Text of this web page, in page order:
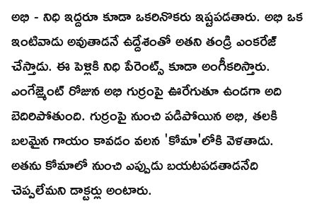
అభి - నిధి ఇద్దరూ కూడా ఒకరినొకరు ఇష్టపడతారు. అభి ఒక
ఇంటివాడు అవుతాడనే ఉద్దేశంతో అతని తండ్రి ఎంకరేజ్
చేస్తాడు. ఈ పెళ్లికి నిధి పేరెంట్స్ కూడా అంగీకరిస్తారు.
ఎంగేజ్మెంట్ రోజున అభి గుర్రంపై ఊరేగుతూ ఉండగా అది
బెదిరిపోతుంది. గుర్రంపై నుంచి పడిపోయిన అభి, తలకి
బలమైన గాయం కావడం వలన 'కోమా'లోకి వెళతాడు.
అతను కోమాలో నుంచి ఎప్పుడు బయటపడతాడనేది
చెప్పలేమని డాక్టర్లు అంటారు.